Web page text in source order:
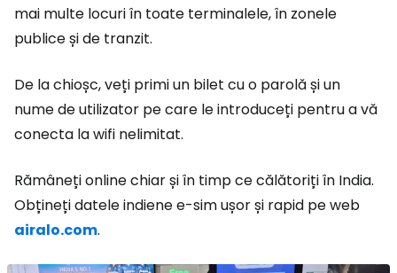
mai multe locuri în toate terminalele, în zonele
publice și de tranzit.
De la chioșc, veți primi un bilet cu o parolă și un
nume de utilizator pe care le introduceți pentru a vă
conecta la wifi nelimitat.
Rămâneți online chiar și în timp ce călătoriți în India.
Obțineți datele indiene e-sim ușor și rapid pe web
airalo.com.